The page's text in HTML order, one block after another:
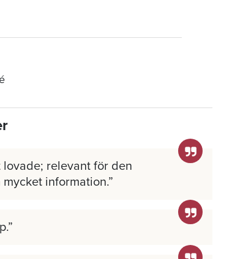
relevant för den
information.